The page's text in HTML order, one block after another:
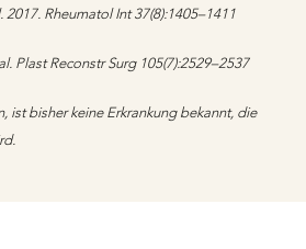
Rheumatol Int 37(8):1405–1411
Plast Reconstr Surg 105(7):2529–2537
ist bisher keine Erkrankung bekannt, die